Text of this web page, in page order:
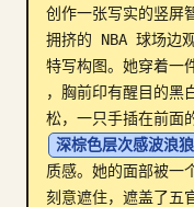
下载
博客
更新
创作一张写实的竖屏
拥挤的 NBA 球场边
特写构图。她穿着一
，胸前印有醒目的黑
松，一只手插在前面
深棕色层次感波浪
质感。她的面部被一
刻意遮住，遮盖了五